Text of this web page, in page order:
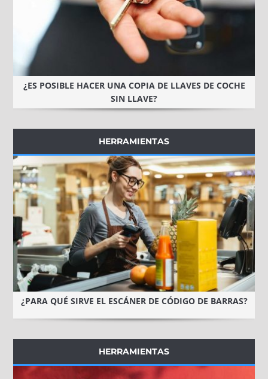
¿ES POSIBLE HACER UNA COPIA DE LLAVES DE COCHE
SIN LLAVE?
HERRAMIENTAS
¿PARA QUÉ SIRVE EL ESCÁNER DE CÓDIGO DE BARRAS?
HERRAMIENTAS